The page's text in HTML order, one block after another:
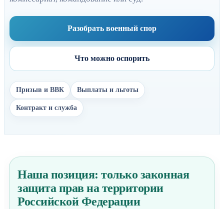
Разобрать военный спор
Что можно оспорить
Призыв и ВВК Выплаты и льготы
Контракт и служба
Наша позиция: только законная
защита прав на территории
Российской Федерации